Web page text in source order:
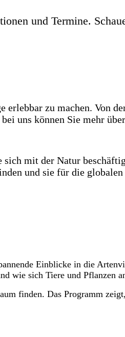
und Termine.
erlebbar zu machen. Von
uns können Sie mehr
mit der Natur
und sie für die
Einblicke in die
wie sich Tiere und Pflanzen
finden. Das Programm